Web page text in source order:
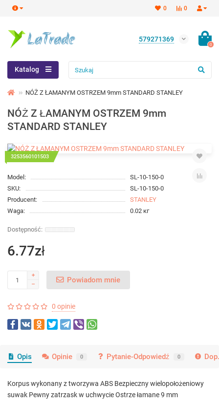
0
0
579271369
0
Katalog
NÓŻ Z ŁAMANYM OSTRZEM 9mm STANDARD STANLEY
NÓŻ Z ŁAMANYM OSTRZEM 9mm
STANDARD STANLEY
3253560101503
Model:
SL-10-150-0
SKU:
SL-10-150-0
Producent:
STANLEY
Waga:
0.02 кг
6.77zł
Powiadom mnie
0 opinie
Opis Opinie 0 Pytanie-Odpowiedź 0
Korpus wykonany z tworzywa ABS Bezpieczny wielopołożeniowy
suwak Pewny zatrzask w uchwycie Ostrze łamane 9 mm